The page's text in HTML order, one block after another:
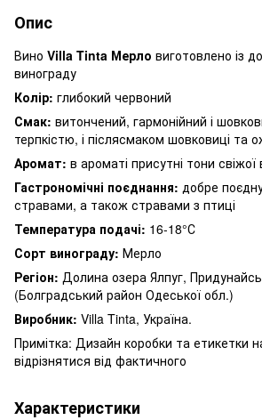
Опис
Вино Villa Tinta Мерло виготовлено із
винограду
Колір: глибокий червоний
Смак: витончений, гармонійний і
терпкістю, і післясмаком шовковиці та
Аромат: в ароматі присутні тони свіжої
Гастрономічні поєднання: добре
стравами, а також стравами з птиці
Температура подачі: 16-18°С
Сорт винограду: Мерло
Регіон: Долина озера Ялпуг,
(Болградський район Одеської обл.)
Виробник: Villa Tinta, Україна.
Примітка: Дизайн коробки та етикетки
відрізнятися від фактичного
Характеристики